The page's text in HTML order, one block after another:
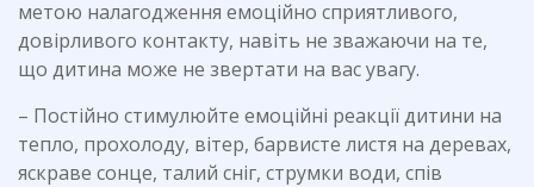
метою налагодження емоційно сприятливого,
довірливого контакту, навіть не зважаючи на те,
що дитина може не звертати на вас увагу.
– Постійно стимулюйте емоційні реакції дитини на
тепло, прохолоду, вітер, барвисте листя на деревах,
яскраве сонце, талий сніг, струмки води, спів